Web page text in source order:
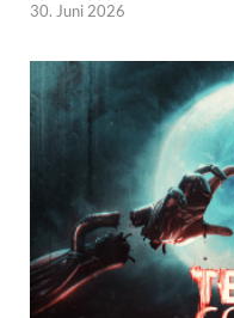
30. Juni 2026